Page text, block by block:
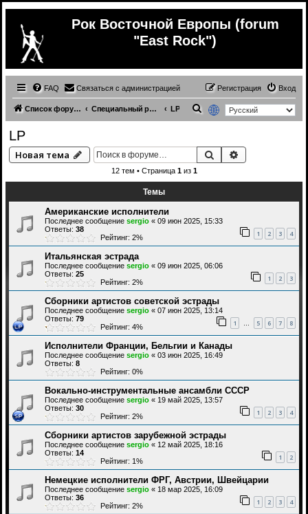
Рок Восточной Европы (forum
"East Rock")
FAQ Связаться с администрацией Вход
Регистрация
Список форумов Специальный раздел для сержио (только его релизы) LP
с
LP
Новая тема Поиск
12 тем • Страница 1из 1
Темы
Американские исполнители
Последнее сообщение sergio « 09 июн 2025, 15:33
Ответы: 38 1 2 3 4
Рейтинг: 2%
Итальянская эстрада
Последнее сообщение sergio « 09 июн 2025, 06:06
Ответы: 25 1 2 3
Рейтинг: 2%
Сборники артистов советской эстрады
Последнее сообщение sergio « 07 июн 2025, 13:14
Ответы: 79 1 … 5 6 7 8
Рейтинг: 4%
Исполнители Франции, Бельгии и Канады
Последнее сообщение sergio « 03 июн 2025, 16:49
Ответы: 8
Рейтинг: 0%
Вокально-инструментальные ансамбли СССР
Последнее сообщение sergio « 19 май 2025, 13:57
Ответы: 30 1 2 3 4
Рейтинг: 2%
Сборники артистов зарубежной эстрады
Последнее сообщение sergio « 12 май 2025, 18:16
Ответы: 14 1 2
Рейтинг: 1%
Немецкие исполнители ФРГ, Австрии, Швейцарии
Последнее сообщение sergio « 18 мар 2025, 16:09
Ответы: 36 1 2 3 4
Рейтинг: 2%